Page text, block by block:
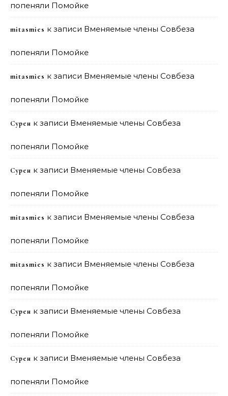
попеняли Помойке
mitasmies к записи Вменяемые члены Совбеза
попеняли Помойке
mitasmies к записи Вменяемые члены Совбеза
попеняли Помойке
Сурен к записи Вменяемые члены Совбеза
попеняли Помойке
Сурен к записи Вменяемые члены Совбеза
попеняли Помойке
mitasmies к записи Вменяемые члены Совбеза
попеняли Помойке
mitasmies к записи Вменяемые члены Совбеза
попеняли Помойке
Сурен к записи Вменяемые члены Совбеза
попеняли Помойке
Сурен к записи Вменяемые члены Совбеза
попеняли Помойке